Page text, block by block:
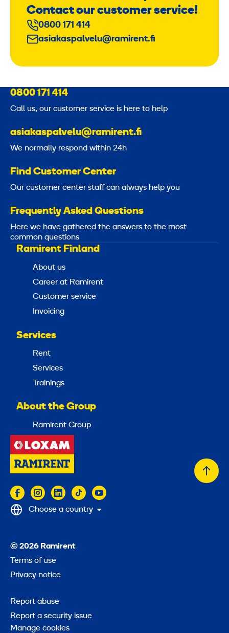
Contact our customer service!
0800 171 414
asiakaspalvelu@ramirent.fi
0800 171 414
Call us, our customer service is here to help
asiakaspalvelu@ramirent.fi
We normally respond within 24h
Find Customer Center
Our customer center staff can always help you
Frequently Asked Questions
Here we have gathered the answers to the most
common questions
Ramirent Finland
About us
Career at Ramirent
Customer service
Invoicing
Services
Rent
Services
Trainings
About the Group
Ramirent Group
Back
© 2026 Ramirent
Terms of use
Privacy notice
Report abuse
Report a security issue
Manage cookies
Choose a country